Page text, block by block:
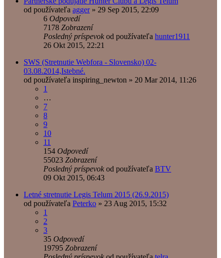
od používateľa agger» 29 Sep 2015, 22:09
6 Odpovedí
7178 Zobrazení
Posledný príspevok od používateľa hunter1911
26 Okt 2015, 22:21
SWS (Stretnutie Webfora - Slovensko) 02-
03.08.2014,Istebné.
od používateľa inspiring_newton » 20 Mar 2014, 11:26
1
…
7
8
9
10
11
154 Odpovedí
55023 Zobrazení
Posledný príspevok od používateľa BTV
09 Okt 2015, 06:43
Letné stretnutie Legis Telum 2015 (26.9.2015)
od používateľa Peterko » 23 Aug 2015, 15:32
1
2
3
35 Odpovedí
19795 Zobrazení